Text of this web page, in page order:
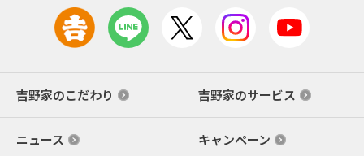
吉野家のこだわり 吉野家のサービス
ニュース キャンペーン